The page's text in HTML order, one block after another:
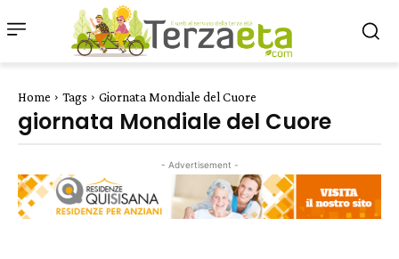
Home Tags Giornata Mondiale del Cuore
giornata Mondiale del Cuore
- Advertisement -